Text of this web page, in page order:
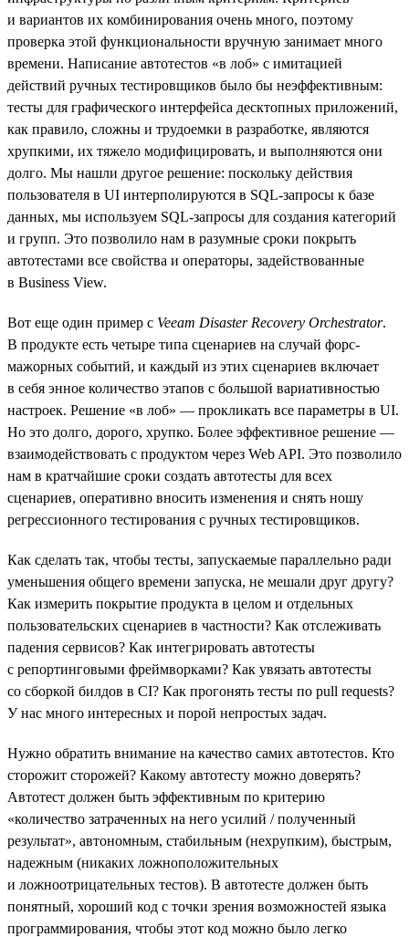
и вариантов их комбинирования очень много, поэтому
проверка этой функциональности вручную занимает много
времени. Написание автотестов «в лоб» с имитацией
действий ручных тестировщиков было бы неэффективным:
тесты для графического интерфейса десктопных приложений,
как правило, сложны и трудоемки в разработке, являются
хрупкими, их тяжело модифицировать, и выполняются они
долго. Мы нашли другое решение: поскольку действия
пользователя в UI интерполируются в SQL-запросы к базе
данных, мы используем SQL-запросы для создания категорий
и групп. Это позволило нам в разумные сроки покрыть
автотестами все свойства и операторы, задействованные
в Business View.
Вот еще один пример с Veeam Disaster Recovery Orchestrator.
В продукте есть четыре типа сценариев на случай форс-
мажорных событий, и каждый из этих сценариев включает
в себя энное количество этапов c большой вариативностью
настроек. Решение «в лоб» — прокликать все параметры в UI.
Но это долго, дорого, хрупко. Более эффективное решение —
взаимодействовать с продуктом через Web API. Это позволило
нам в кратчайшие сроки создать автотесты для всех
сценариев, оперативно вносить изменения и снять ношу
регрессионного тестирования с ручных тестировщиков.
Как сделать так, чтобы тесты, запускаемые параллельно ради
уменьшения общего времени запуска, не мешали друг другу?
Как измерить покрытие продукта в целом и отдельных
пользовательских сценариев в частности? Как отслеживать
падения сервисов? Как интегрировать автотесты
с репортинговыми фреймворками? Как увязать автотесты
со сборкой билдов в CI? Как прогонять тесты по pull requests?
У нас много интересных и порой непростых задач.
Нужно обратить внимание на качество самих автотестов. Кто
сторожит сторожей? Какому автотесту можно доверять?
Автотест должен быть эффективным по критерию
«количество затраченных на него усилий / полученный
результат», автономным, стабильным (нехрупким), быстрым,
надежным (никаких ложноположительных
и ложноотрицательных тестов). В автотесте должен быть
понятный, хороший код с точки зрения возможностей языка
программирования, чтобы этот код можно было легко